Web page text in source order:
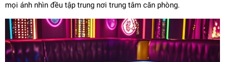
mọi ánh nhìn đều tập trung nơi trung tâm căn phòng.